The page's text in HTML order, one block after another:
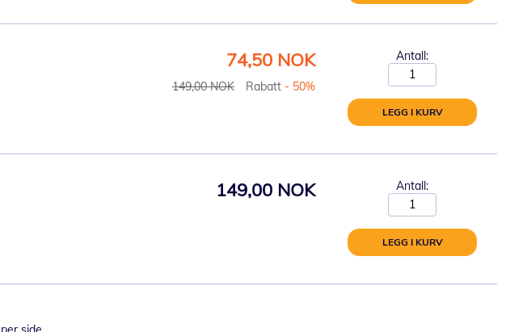
149,00 NOK Rabatt - 50%
Spesialpris
74,50 NOK Antall:
LEGG I KURV
149,00 NOK Antall:
LEGG I KURV